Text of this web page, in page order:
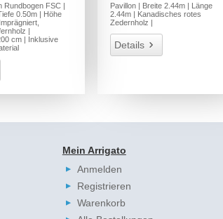
Rundbogen FSC |
0.50m | Höhe
|
cm | Inklusive
Pavillon | Breite 2.44m | Länge
2.44m | Kanadisches rotes
Zedernholz |
Details
Mein Arrigato
Anmelden
Registrieren
Warenkorb